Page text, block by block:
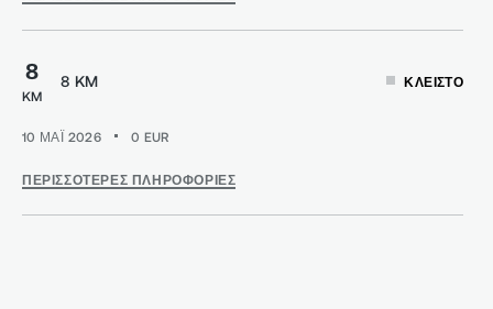
8
KM
8 KM ΚΛΕΙΣΤΌ
10 ΜΑΪ 2026 0 EUR
ΠΕΡΙΣΣΌΤΕΡΕΣ ΠΛΗΡΟΦΟΡΊΕΣ